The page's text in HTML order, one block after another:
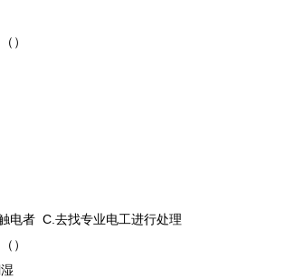
）
电者 C.去找专业电工进行处理
）